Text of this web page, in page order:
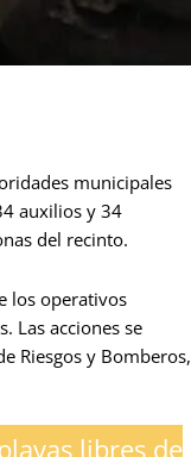
municipales
auxilios y 34
del recinto.
los operativos
Las acciones se
Riesgos y Bomberos,
libres de